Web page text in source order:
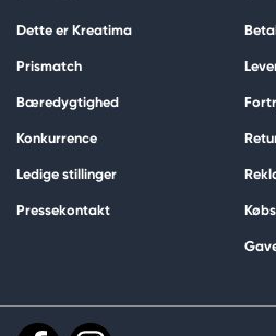
Dette er Kreatima
Prismatch
Bæredygtighed
Konkurrence
Ledige stillinger
Pressekontakt